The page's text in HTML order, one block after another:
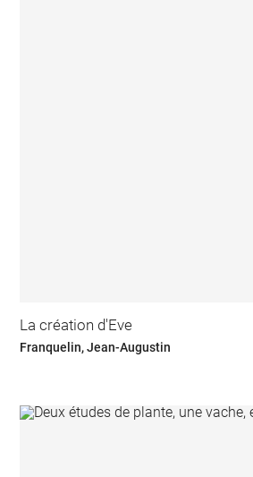
La création d'Eve
Franquelin, Jean-Augustin